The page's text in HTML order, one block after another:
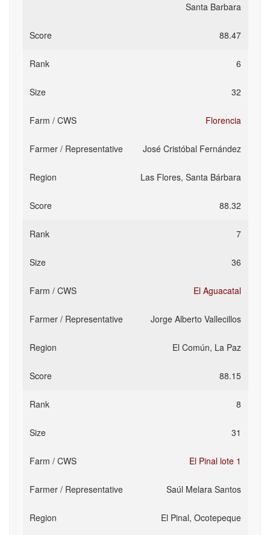
Santa Barbara
88.47
6
32
Florencia
José Cristóbal Fernández
Las Flores, Santa Bárbara
88.32
7
36
El Aguacatal
Jorge Alberto Vallecillos
El Común, La Paz
88.15
8
31
El Pinal lote 1
Saúl Melara Santos
El Pinal, Ocotepeque